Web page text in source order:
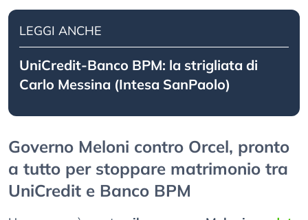
LEGGI ANCHE
UniCredit-Banco BPM: la strigliata di
Carlo Messina (Intesa SanPaolo)
Governo Meloni contro Orcel, pronto
a tutto per stoppare matrimonio tra
UniCredit e Banco BPM